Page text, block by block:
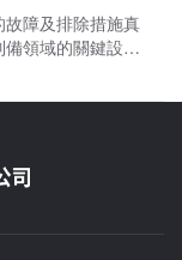
突出、視力疲
聾等。 此外，看
半小時左右調換
八佳電氣科技
秉承著以人為
障及排除措施真
領域的關鍵設
定運行的關鍵。
細闡述真空熔煉